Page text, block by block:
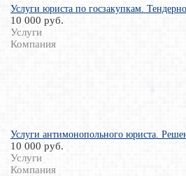
Услуги юриста по госзакупкам.
10 000 руб.
Услуги
Компания
Услуги антимонопольного юриста.
10 000 руб.
Услуги
Компания